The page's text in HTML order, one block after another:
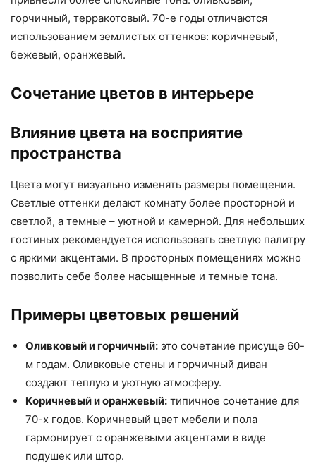
горчичный, терракотовый. 70-е годы отличаются
использованием землистых оттенков: коричневый,
бежевый, оранжевый.
Сочетание цветов в интерьере
Влияние цвета на восприятие
пространства
Цвета могут визуально изменять размеры помещения.
Светлые оттенки делают комнату более просторной и
светлой, а темные – уютной и камерной. Для небольших
гостиных рекомендуется использовать светлую палитру
с яркими акцентами. В просторных помещениях можно
позволить себе более насыщенные и темные тона.
Примеры цветовых решений
Оливковый и горчичный: это сочетание присуще 60-
м годам. Оливковые стены и горчичный диван
создают теплую и уютную атмосферу.
Коричневый и оранжевый: типичное сочетание для
70-х годов. Коричневый цвет мебели и пола
гармонирует с оранжевыми акцентами в виде
подушек или штор.